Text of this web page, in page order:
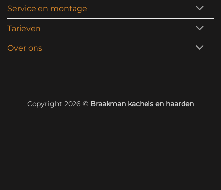
Service en montage
Tarieven
Over ons
Copyright 2026 © Braakman kachels en haarden